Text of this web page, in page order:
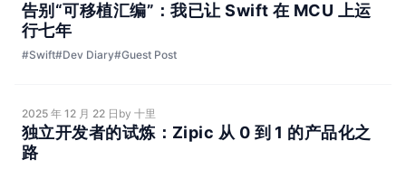
告别“可移植汇编”：我已让 Swift 在 MCU 上运
行七年
#Swift#Dev Diary#Guest Post
2025 年 12 月 22 日 by 十里
独立开发者的试炼：Zipic 从 0 到 1 的产品化之
路